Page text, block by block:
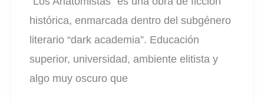
histórica, enmarcada dentro del subgénero
literario “dark academia”. Educación
superior, universidad, ambiente elitista y
algo muy oscuro que